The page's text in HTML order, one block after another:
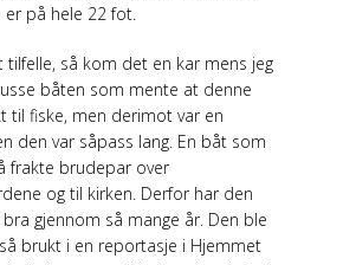
på hele 22 fot.
tilfelle, så kom det en kar mens jeg
båten som mente at denne
til fiske, men derimot var en
den var såpass lang. En båt som
frakte brudepar over
og til kirken. Derfor har den
gjennom så mange år. Den ble
brukt i en reportasje i Hjemmet